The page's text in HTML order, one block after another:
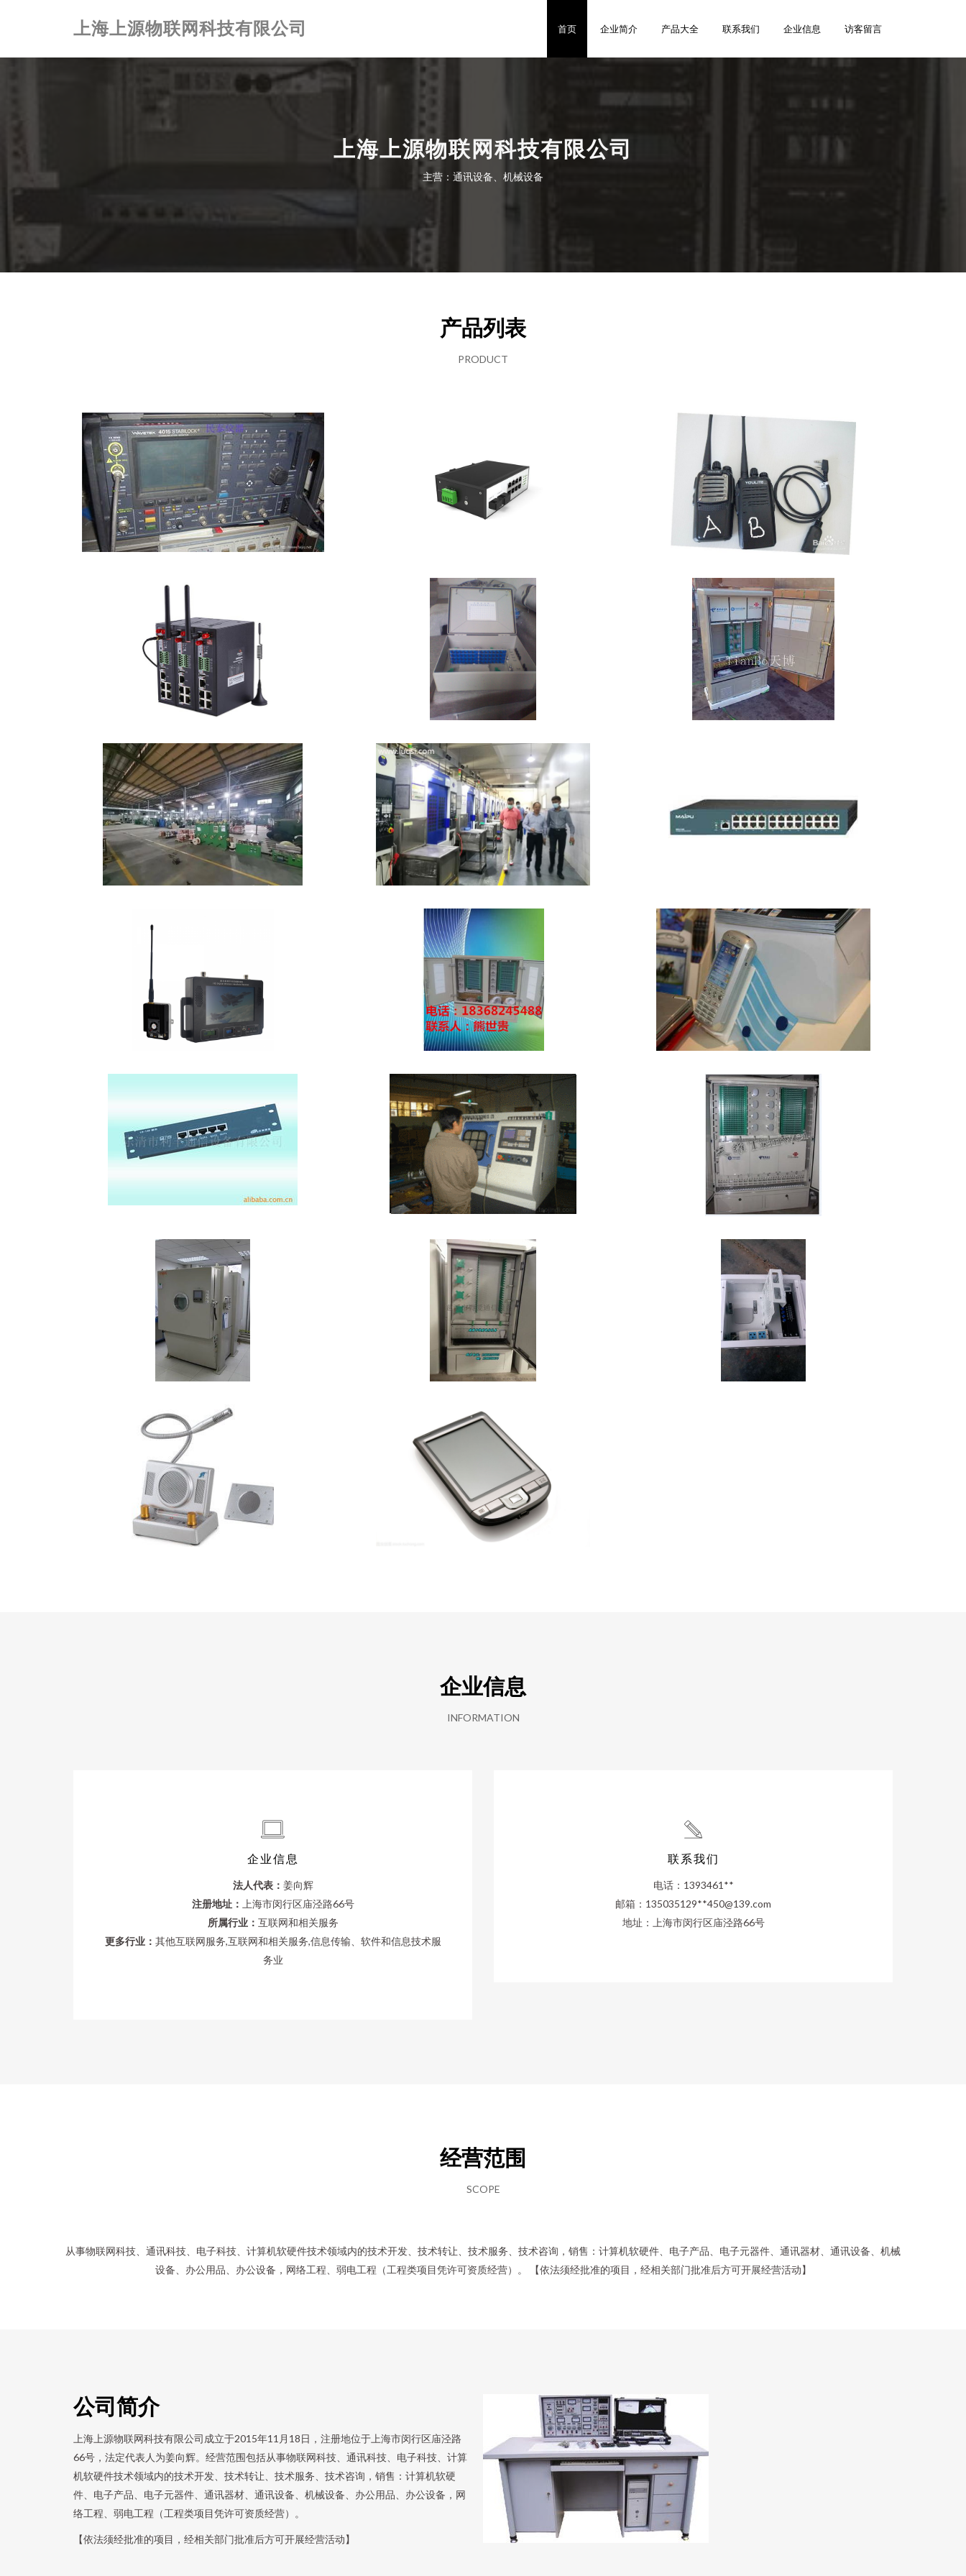
上海上源物联网科技有限公司 首页 企业简介 产品大全 联系我们 企业信息 访客留言
上海上源物联网科技有限公司
主营：通讯设备、机械设备
产品列表
PRODUCT
企业信息
INFORMATION
企业信息
法人代表： 姜向辉
注册地址：
上海市闵行区庙泾路66号
所属行业： 互联网和相关服务
更多行业： 其他互联网服务,互联网和相关服务,信息传输、软件和信息技术服
务业
联系我们
电话：1393461**
邮箱：135035129**450@139.com
地址：上海市闵行区庙泾路66号
经营范围
SCOPE
从事物联网科技、通讯科技、电子科技、计算机软硬件技术领域内的技术开发、技术转让、技术服务、技术咨询，销售：计算机软硬件、电子产品、电子元器件、通讯器材、通讯设备、机械
设备、办公用品、办公设备，网络工程、弱电工程（工程类项目凭许可资质经营）。 【依法须经批准的项目，经相关部门批准后方可开展经营活动】
公司简介
上海上源物联网科技有限公司成立于2015年11月18日，注册地位于上海市闵行区庙泾路
66号，法定代表人为姜向辉。经营范围包括从事物联网科技、通讯科技、电子科技、计算
机软硬件技术领域内的技术开发、技术转让、技术服务、技术咨询，销售：计算机软硬
件、电子产品、电子元器件、通讯器材、通讯设备、机械设备、办公用品、办公设备，网
络工程、弱电工程（工程类项目凭许可资质经营）。
【依法须经批准的项目，经相关部门批准后方可开展经营活动】